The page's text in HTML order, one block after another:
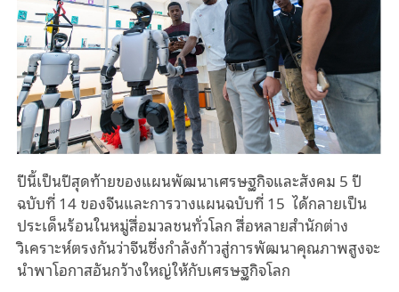
ปีนี้เป็นปีสุดท้ายของแผนพัฒนาเศรษฐกิจและสังคม 5 ปี
ฉบับที่ 14 ของจีนและการวางแผนฉบับที่ 15 ได้กลายเป็น
ประเด็นร้อนในหมู่สื่อมวลชนทั่วโลก สื่อหลายสำนักต่าง
วิเคราะห์ตรงกันว่าจีนซึ่งกำลังก้าวสู่การพัฒนาคุณภาพสูงจะ
นำพาโอกาสอันกว้างใหญ่ให้กับเศรษฐกิจโลก